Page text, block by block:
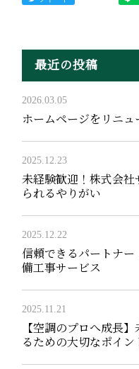
最近の投稿
2026.03.05
ホームページをリニュ
2025.12.23
未経験歓迎！株式会社
られるやりがい
2025.12.22
信頼できるパートナ
備工事サービス
2025.11.21
【空調のプロへ成長
るための大切なポイン